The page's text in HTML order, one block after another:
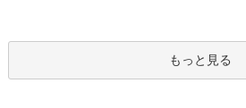
もっと見る